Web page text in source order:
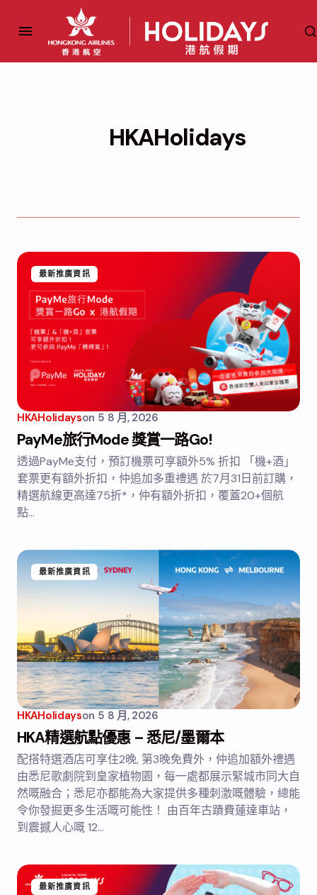
HKAHolidays
最新推廣資訊
HKAHolidayson 5 8 月, 2026
PayMe旅行Mode 獎賞一路Go!
透過PayMe支付，預訂機票可享額外5% 折扣 「機+酒」
套票更有額外折扣，仲追加多重禮遇 於7月31日前訂購，
精選航線更高達75折*，仲有額外折扣，覆蓋20+個航
點…
最新推廣資訊
HKAHolidayson 5 8 月, 2026
HKA精選航點優惠 – 悉尼/墨爾本
配搭特選酒店可享住2晚, 第3晚免費外，仲追加額外禮遇
由悉尼歌劇院到皇家植物園，每一處都展示緊城市同大自
然嘅融合；悉尼亦都能為大家提供多種刺激嘅體驗，總能
令你發掘更多生活嘅可能性！ 由百年古蹟費蓮達車站，
到震撼人心嘅 12…
最新推廣資訊